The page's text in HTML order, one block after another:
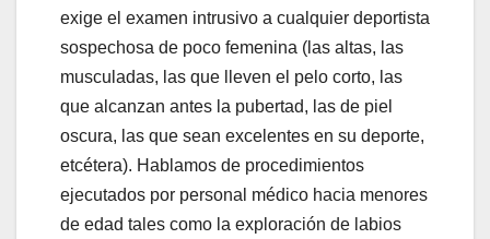
exige el examen intrusivo a cualquier deportista
sospechosa de poco femenina (las altas, las
musculadas, las que lleven el pelo corto, las
que alcanzan antes la pubertad, las de piel
oscura, las que sean excelentes en su deporte,
etcétera). Hablamos de procedimientos
ejecutados por personal médico hacia menores
de edad tales como la exploración de labios